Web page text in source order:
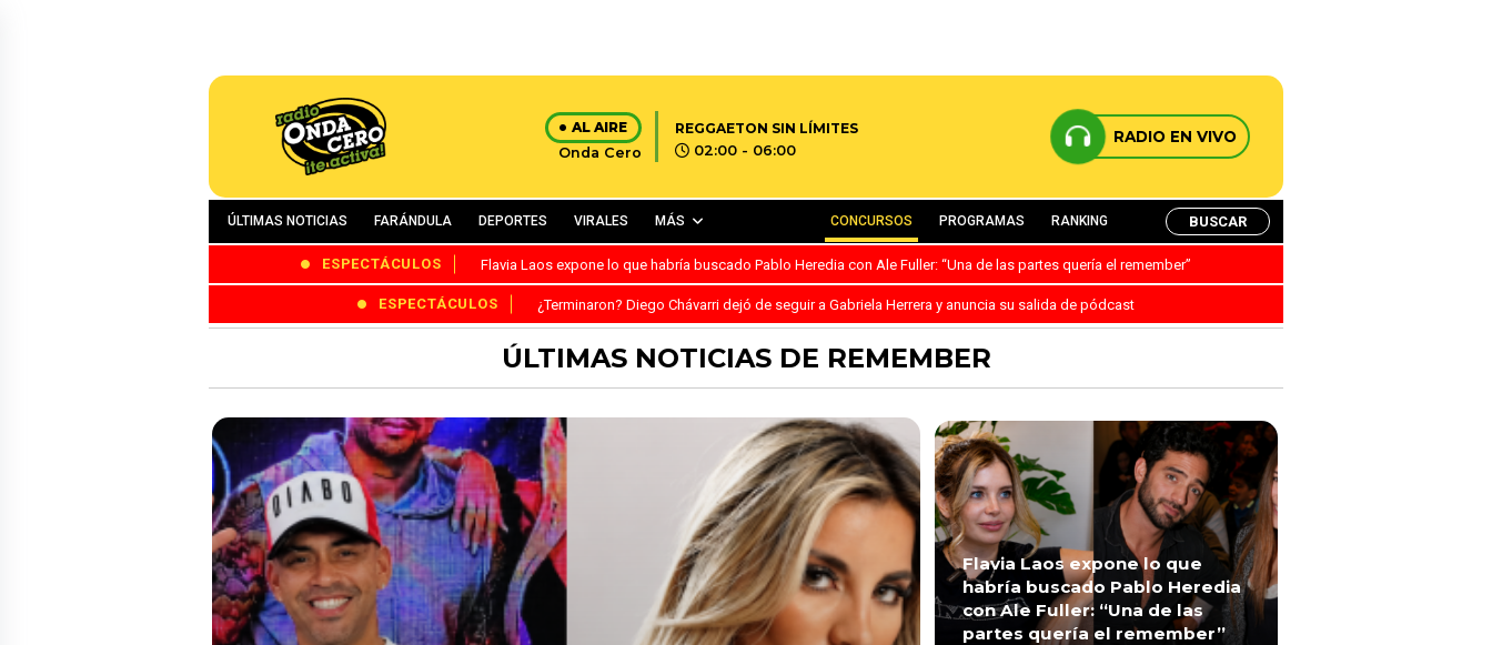
AL AIRE
Onda Cero
REGGAETON SIN LÍMITES
02:00 - 06:00
RADIO EN VIVO
ÚLTIMAS NOTICIAS FARÁNDULA DEPORTES VIRALES MÁS CONCURSOS PROGRAMAS RANKING BUSCAR
ESPECTÁCULOS Flavia Laos expone lo que habría buscado Pablo Heredia con Ale Fuller: “Una de las partes quería el remember”
ESPECTÁCULOS ¿Terminaron? Diego Chávarri dejó de seguir a Gabriela Herrera y anuncia su salida de pódcast
ÚLTIMAS NOTICIAS DE REMEMBER
Flavia Laos expone lo que
habría buscado Pablo Heredia
con Ale Fuller: “Una de las
partes quería el remember”